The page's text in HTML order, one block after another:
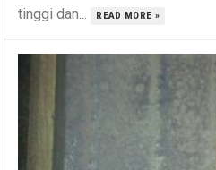
tinggi dan...
READ MORE »